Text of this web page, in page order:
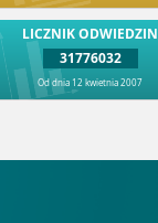
LICZNIK ODWIEDZIN
31776032
Od dnia 12 kwietnia 2007